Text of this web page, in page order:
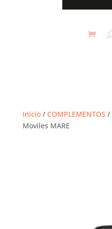
Inicio/ COMPLEMENTOS /
Moviles MARE